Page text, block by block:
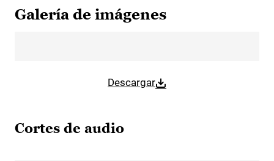
Galería de imágenes
Descargar
Cortes de audio